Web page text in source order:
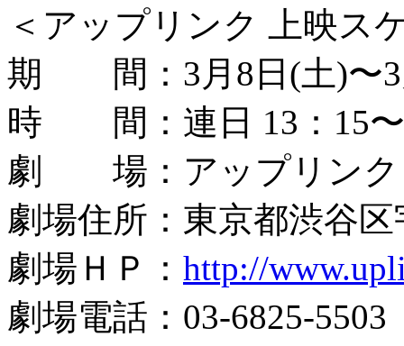
＜アップリンク 上映ス
期 間：3月8日(土)〜3
時 間：連日 13：15〜
劇 場：アップリンク
劇場住所：東京都渋谷
劇場ＨＰ： http://
劇場電話：03-6825-5503